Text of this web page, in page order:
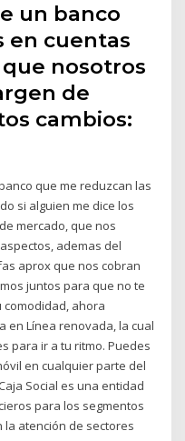
un banco
en cuentas
nosotros
de
cambios:
que me reduzcan las
si alguien me dice los
mercado, que nos
ademas del
aprox que nos cobran
juntos para que no te
ahora
en Línea renovada, la cual
para ir a tu ritmo. Puedes
en cualquier parte del
Social es una entidad
para los segmentos
la atención de sectores